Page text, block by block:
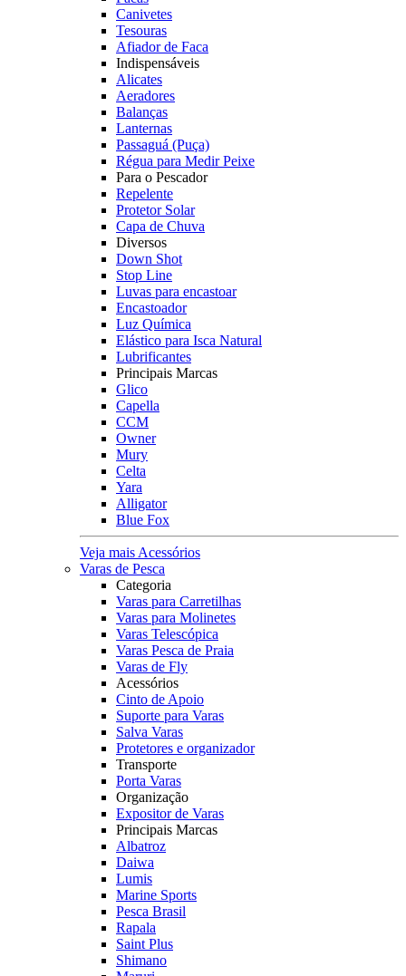
Canivetes
Tesouras
Afiador de Faca
Indispensáveis
Alicates
Aeradores
Balanças
Lanternas
Passaguá (Puça)
Régua para Medir Peixe
Para o Pescador
Repelente
Protetor Solar
Capa de Chuva
Diversos
Down Shot
Stop Line
Luvas para encastoar
Encastoador
Luz Química
Elástico para Isca Natural
Lubrificantes
Principais Marcas
Glico
Capella
CCM
Owner
Mury
Celta
Yara
Alligator
Blue Fox
Veja mais Acessórios
Varas de Pesca
Categoria
Varas para Carretilhas
Varas para Molinetes
Varas Telescópica
Varas Pesca de Praia
Varas de Fly
Acessórios
Cinto de Apoio
Suporte para Varas
Salva Varas
Protetores e organizador
Transporte
Porta Varas
Organização
Expositor de Varas
Principais Marcas
Albatroz
Daiwa
Lumis
Marine Sports
Pesca Brasil
Rapala
Saint Plus
Shimano